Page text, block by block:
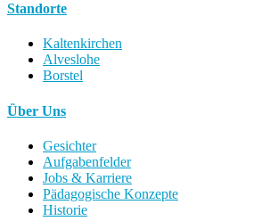
Standorte
Kaltenkirchen
Alveslohe
Borstel
Über Uns
Gesichter
Aufgabenfelder
Jobs & Karriere
Pädagogische Konzepte
Historie